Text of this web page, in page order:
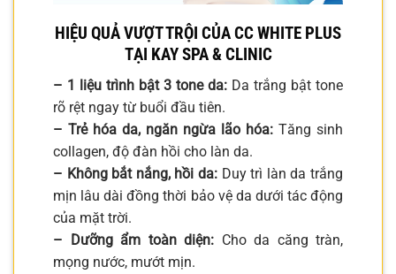
HIỆU QUẢ VƯỢT TRỘI CỦA CC WHITE PLUS
TẠI KAY SPA & CLINIC
– 1 liệu trình bật 3 tone da: Da trắng bật tone
rõ rệt ngay từ buổi đầu tiên.
– Trẻ hóa da, ngăn ngừa lão hóa: Tăng sinh
collagen, độ đàn hồi cho làn da.
– Không bắt nắng, hồi da: Duy trì làn da trắng
mịn lâu dài đồng thời bảo vệ da dưới tác động
của mặt trời.
– Dưỡng ẩm toàn diện: Cho da căng tràn,
mọng nước, mướt mịn.